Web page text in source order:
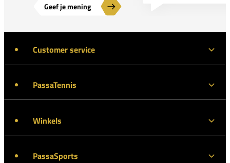
Geef je mening
Customer service
PassaTennis
Winkels
PassaSports